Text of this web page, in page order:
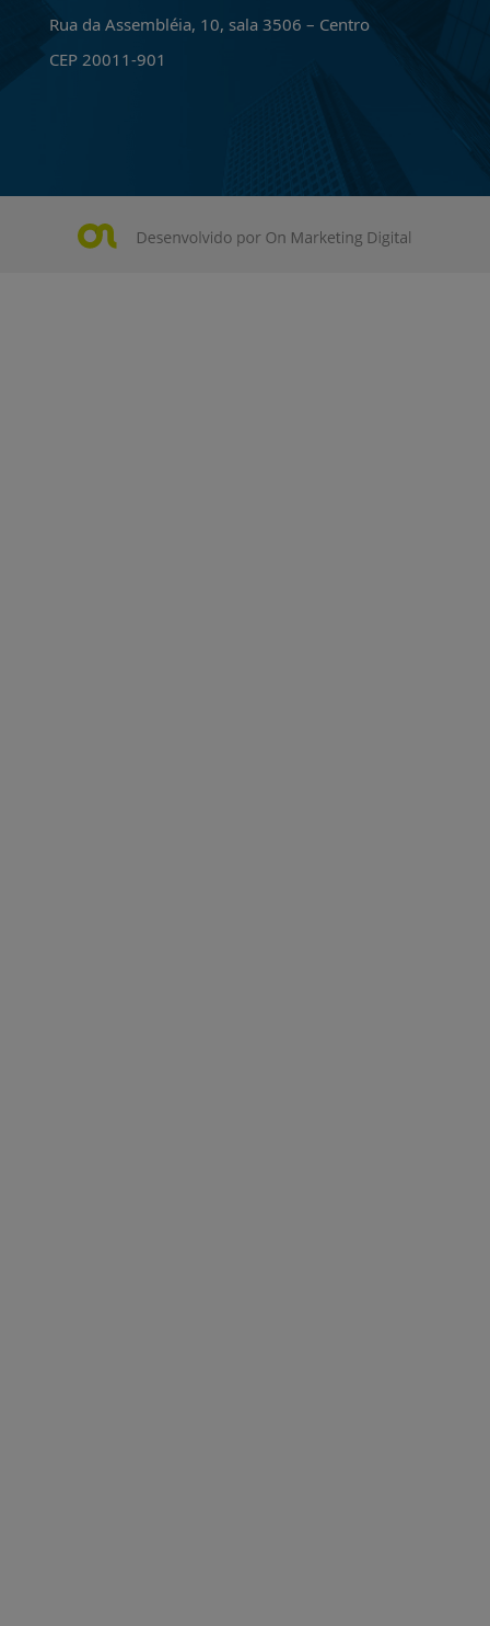
Rua da Assembléia, 10, sala 3506 – Centro
CEP 20011-901